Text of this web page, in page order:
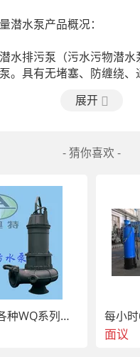
潜水泵产品概况：
水排污泵（污水污物潜
。具有无堵塞、防缠绕、
，外形美观，16有WQ的
排污泵（污水污物潜水电
。
系列无堵塞屠式排污泵（
固形物及纤维的污水或清水
塞液下排污泵是一种在
采川标准Y2系列电机，与
方便，具有WQ特点。产
展开
- 猜你喜欢 -
专业生产各种WQ系列潜水排污泵
面议